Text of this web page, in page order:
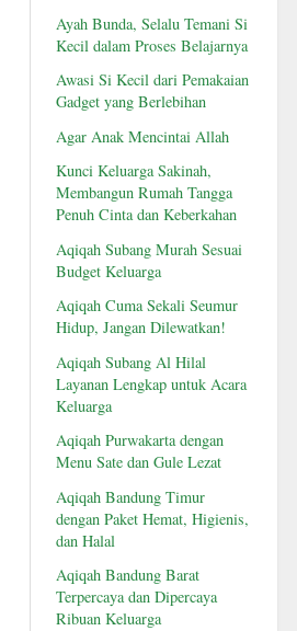
Ayah Bunda, Selalu Temani Si
Kecil dalam Proses Belajarnya
Awasi Si Kecil dari Pemakaian
Gadget yang Berlebihan
Agar Anak Mencintai Allah
Kunci Keluarga Sakinah,
Membangun Rumah Tangga
Penuh Cinta dan Keberkahan
Aqiqah Subang Murah Sesuai
Budget Keluarga
Aqiqah Cuma Sekali Seumur
Hidup, Jangan Dilewatkan!
Aqiqah Subang Al Hilal
Layanan Lengkap untuk Acara
Keluarga
Aqiqah Purwakarta dengan
Menu Sate dan Gule Lezat
Aqiqah Bandung Timur
dengan Paket Hemat, Higienis,
dan Halal
Aqiqah Bandung Barat
Terpercaya dan Dipercaya
Ribuan Keluarga